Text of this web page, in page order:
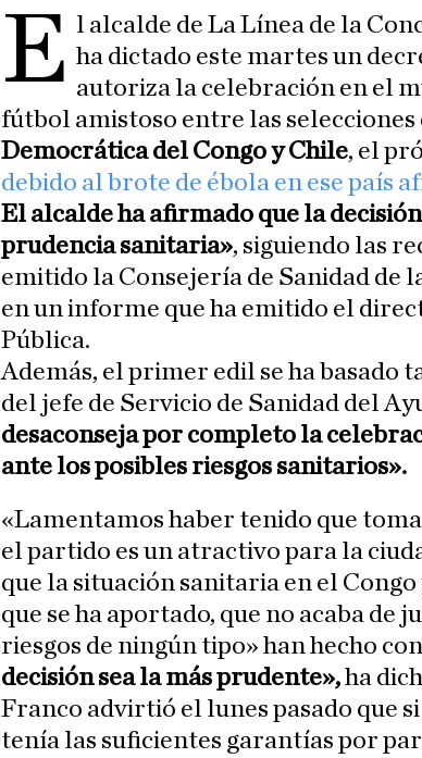
E l alcalde de La Línea de la
ha dictado este martes un
autoriza la celebración en el
fútbol amistoso entre las selecciones
Democrática del Congo y Chile, el
debido al brote de ébola en ese país
El alcalde ha afirmado que la
prudencia sanitaria», siguiendo las
emitido la Consejería de Sanidad de
en un informe que ha emitido el
Pública.
Además, el primer edil se ha basado
del jefe de Servicio de Sanidad del
desaconseja por completo la
ante los posibles riesgos sanitarios».
«Lamentamos haber tenido que
el partido es un atractivo para la
que la situación sanitaria en el
que se ha aportado, que no acaba de
riesgos de ningún tipo» han hecho
decisión sea la más prudente»,ha
Franco advirtió el lunes pasado que
tenía las suficientes garantías por